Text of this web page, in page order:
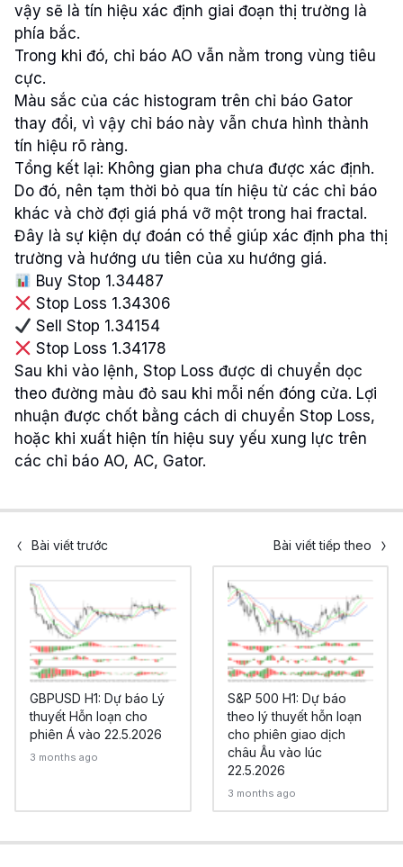
vậy sẽ là tín hiệu xác định giai đoạn thị trường là
phía bắc.
Trong khi đó, chỉ báo AO vẫn nằm trong vùng tiêu
cực.
Màu sắc của các histogram trên chỉ báo Gator
thay đổi, vì vậy chỉ báo này vẫn chưa hình thành
tín hiệu rõ ràng.
Tổng kết lại: Không gian pha chưa được xác định.
Do đó, nên tạm thời bỏ qua tín hiệu từ các chỉ báo
khác và chờ đợi giá phá vỡ một trong hai fractal.
Đây là sự kiện dự đoán có thể giúp xác định pha thị
trường và hướng ưu tiên của xu hướng giá.
Buy Stop 1.34487
Stop Loss 1.34306
Sell Stop 1.34154
Stop Loss 1.34178
Sau khi vào lệnh, Stop Loss được di chuyển dọc
theo đường màu đỏ sau khi mỗi nến đóng cửa. Lợi
nhuận được chốt bằng cách di chuyển Stop Loss,
hoặc khi xuất hiện tín hiệu suy yếu xung lực trên
các chỉ báo AO, AC, Gator.
Bài viết trước Bài viết tiếp theo
GBPUSD H1: Dự báo Lý
thuyết Hỗn loạn cho
phiên Á vào 22.5.2026
3 months ago
S&P 500 H1: Dự báo
theo lý thuyết hỗn loạn
cho phiên giao dịch
châu Âu vào lúc
22.5.2026
3 months ago